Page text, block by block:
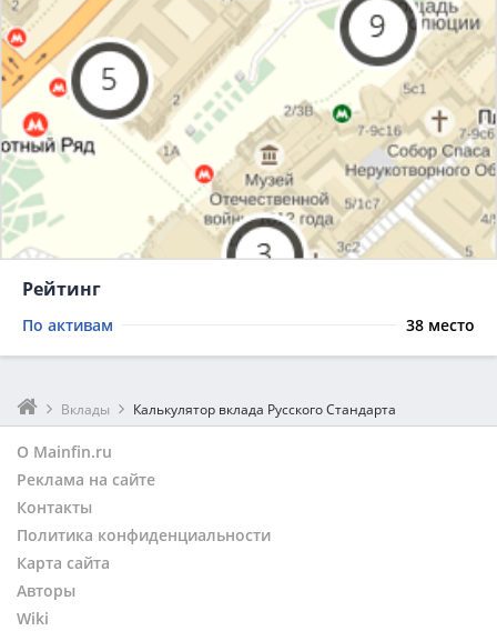
Рейтинг
По активам 38 место
Вклады Калькулятор вклада Русского Стандарта
О Mainfin.ru
Реклама на сайте
Контакты
Политика конфиденциальности
Карта сайта
Авторы
Wiki